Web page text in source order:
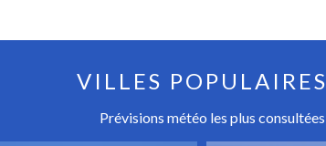
VILLES POPULAIRES
Prévisions météo les plus consultées